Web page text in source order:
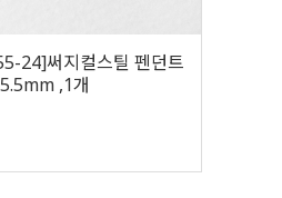
24]써지컬스틸 펜던트
,1개